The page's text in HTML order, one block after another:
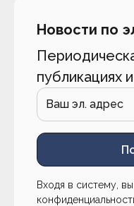
Новости по
публикациях
Входя в систему,